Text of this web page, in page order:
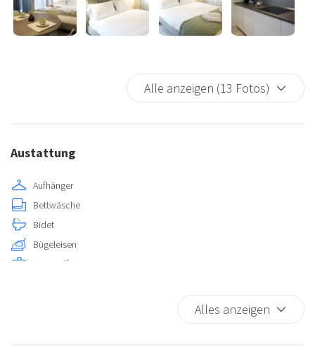
Alle anzeigen (13 Fotos)
Austattung
Aufhänger
Bettwäsche
Bidet
Bügeleisen
Erste-Hilfe-Kasten
Heißes Wasser
Alles anzeigen